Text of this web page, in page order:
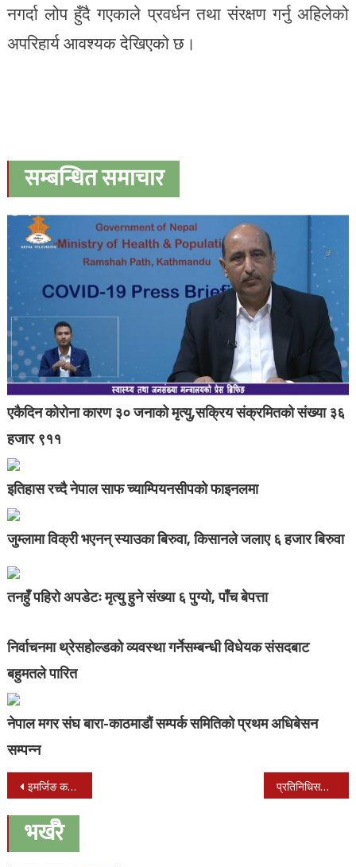
नगर्दा लोप हुँदै गएकाले प्रवर्धन तथा संरक्षण गर्नु अहिलेको
अपरिहार्य आवश्यक देखिएको छ।
सम्बन्धित समाचार
एकैदिन कोरोना कारण ३० जनाको मृत्यु,सक्रिय संक्रमितको संख्या ३६
हजार ९११
इतिहास रच्दै नेपाल साफ च्याम्पियनसीपको फाइनलमा
जुम्लामा विक्री भएनन् स्याउका बिरुवा, किसानले जलाए ६ हजार बिरुवा
तनहुँ पहिराे अपडेटः मृत्यु हुने संख्या ६ पुग्याे, पाँच बेपत्ता
निर्वाचनमा थ्रेसहोल्डको व्यवस्था गर्नेसम्बन्धी विधेयक संसदबाट
बहुमतले पारित
नेपाल मगर संघ बारा-काठमाडौं सम्पर्क समितिको प्रथम अधिबेसन
सम्पन्न
Post
navigation
इमर्जिङ कपका लागि नेपालको टोली घोषणा प्रतिनिधिसभा बैठक बस्दै नबसी भोलिका लागि सारियो
भर्खरै